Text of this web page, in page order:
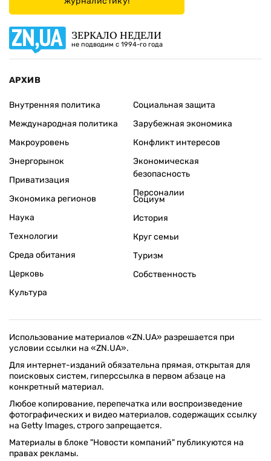
ЗЕРКАЛО НЕДЕЛИ
не подводим с 1994-го года
АРХИВ
Внутренняя политика
Международная политика
Макроуровень
Энергорынок
Приватизация
Экономика регионов
Социальная защита
Зарубежная экономика
Конфликт интересов
Экономическая
безопасность
Персоналии
Наука
Технологии
Среда обитания
Церковь
Культура
Социум
История
Круг семьи
Туризм
Собственность
Использование материалов «ZN.UA» разрешается при
условии ссылки на «ZN.UA».
Для интернет-изданий обязательна прямая, открытая для
поисковых систем, гиперссылка в первом абзаце на
конкретный материал.
Любое копирование, перепечатка или воспроизведение
фотографических и видео материалов, содержащих ссылку
на Getty Images, строго запрещается.
Материалы в блоке "Новости компаний" публикуются на
правах рекламы.